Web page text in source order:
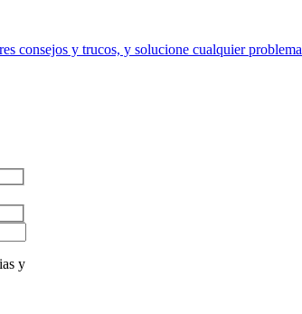
consejos y trucos, y solucione cualquier problema
y